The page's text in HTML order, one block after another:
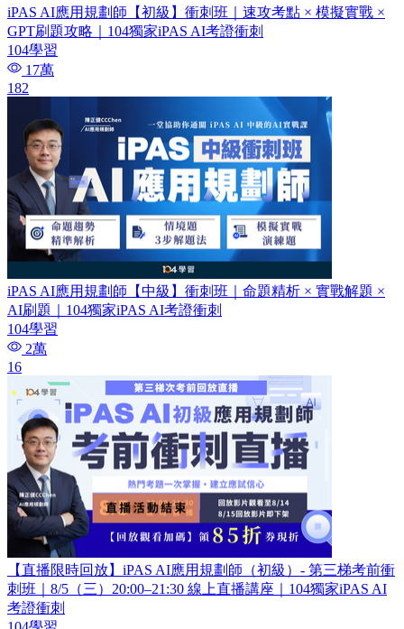
iPAS AI應用規劃師【初級】衝刺班｜速攻考點 × 模擬實戰 ×
GPT刷題攻略｜104獨家iPAS AI考證衝刺
104學習
17萬
182
iPAS AI應用規劃師【中級】衝刺班｜命題精析 × 實戰解題 ×
AI刷題​｜104獨家iPAS AI考證衝刺
104學習
2萬
16
【直播限時回放】iPAS AI應用規劃師（初級）- 第三梯考前衝
刺班｜8/5（三）20:00–21:30 線上直播講座｜104獨家iPAS AI
考證衝刺